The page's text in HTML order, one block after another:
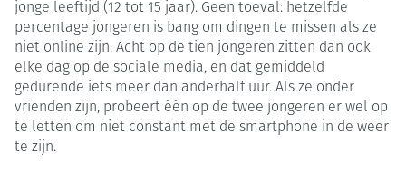
jonge leeftijd (12 tot 15 jaar). Geen toeval: hetzelfde
percentage jongeren is bang om dingen te missen als ze
niet online zijn. Acht op de tien jongeren zitten dan ook
elke dag op de sociale media, en dat gemiddeld
gedurende iets meer dan anderhalf uur. Als ze onder
vrienden zijn, probeert één op de twee jongeren er wel op
te letten om niet constant met de smartphone in de weer
te zijn.